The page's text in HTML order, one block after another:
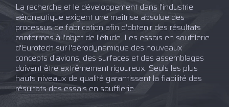
La recherche et le développement dans l'industrie
aéronautique exigent une maîtrise absolue des
processus de fabrication afin d'obtenir des résultats
conformes à l'objet de l'étude. Les essais en soufflerie
d'Eurotech sur l'aérodynamique des nouveaux
concepts d'avions, des surfaces et des assemblages
doivent être extrêmement rigoureux. Seuls les plus
hauts niveaux de qualité garantissent la fiabilité des
résultats des essais en soufflerie.